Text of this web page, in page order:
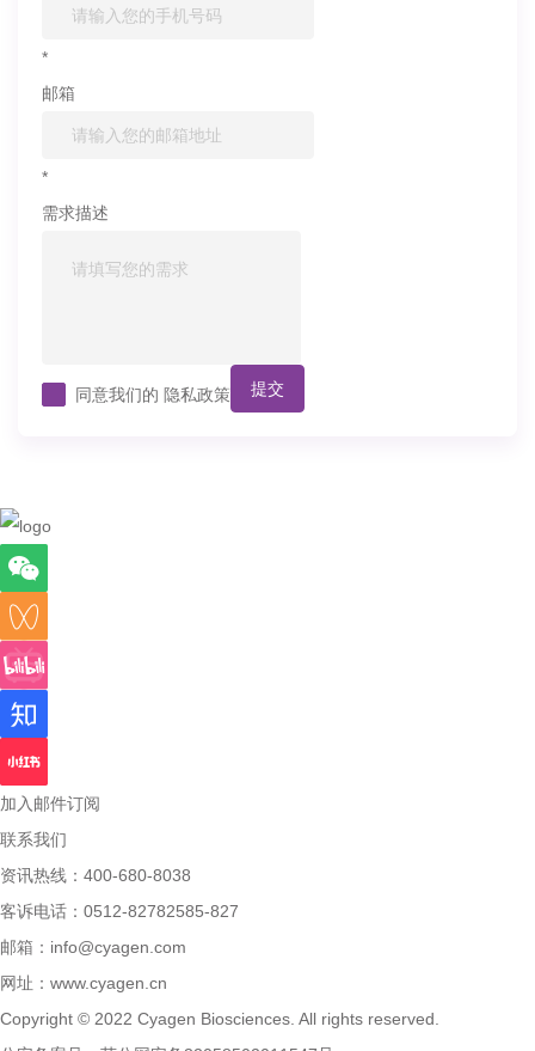
*
邮箱
*
需求描述
同意我们的 隐私政策 提交
加入邮件订阅
联系我们
资讯热线：400-680-8038
客诉电话：0512-82782585-827
邮箱： info@cyagen.com
网址： www.cyagen.cn
Copyright © 2022 Cyagen Biosciences. All rights reserved.